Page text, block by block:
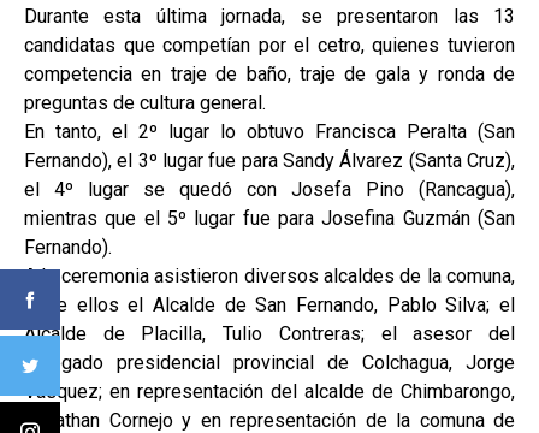
Durante esta última jornada, se presentaron las 13
candidatas que competían por el cetro, quienes tuvieron
competencia en traje de baño, traje de gala y ronda de
preguntas de cultura general.
En tanto, el 2º lugar lo obtuvo Francisca Peralta (San
Fernando), el 3º lugar fue para Sandy Álvarez (Santa Cruz),
el 4º lugar se quedó con Josefa Pino (Rancagua),
mientras que el 5º lugar fue para Josefina Guzmán (San
Fernando).
A la ceremonia asistieron diversos alcaldes de la comuna,
entre ellos el Alcalde de San Fernando, Pablo Silva; el
Alcalde de Placilla, Tulio Contreras; el asesor del
delegado presidencial provincial de Colchagua, Jorge
Vásquez; en representación del alcalde de Chimbarongo,
Jonathan Cornejo y en representación de la comuna de